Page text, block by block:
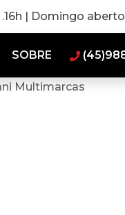
.16h | Domingo
SOBRE
Multimarcas